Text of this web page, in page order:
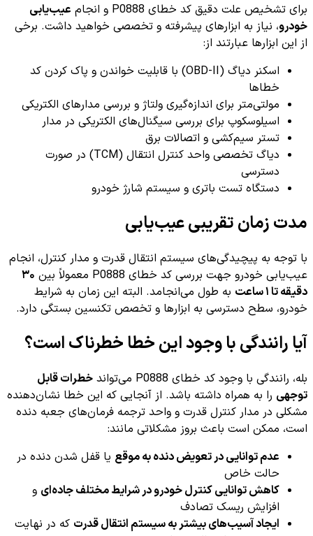
برای تشخیص علت دقیق کد خطای P0888 و انجام
عیب‌یابی
خودرو، نیاز به ابزارهای پیشرفته و تخصصی خواهید داشت. برخی
از این ابزارها عبارتند از:
اسکنر دیاگ (OBD-II) با قابلیت خواندن و پاک کردن کد
خطاها
مولتی‌متر برای اندازه‌گیری ولتاژ و بررسی مدارهای الکتریکی
اسیلوسکوپ برای بررسی سیگنال‌های الکتریکی در مدار
تستر سیم‌کشی و اتصالات برق
دیاگ تخصصی واحد کنترل انتقال (TCM) در صورت
دسترسی
دستگاه تست باتری و سیستم شارژ خودرو
مدت زمان تقریبی عیب‌یابی
با توجه به پیچیدگی‌های سیستم انتقال قدرت و مدار کنترل، انجام
عیب‌یابی خودرو جهت بررسی کد خطای P0888 معمولاً بین
۳۰
دقیقه تا ۱ ساعت
به طول می‌انجامد. البته این زمان به شرایط
خودرو، سطح دسترسی به ابزارها و تخصص تکنسین بستگی دارد.
آیا رانندگی با وجود این خطا خطرناک است؟
بله، رانندگی با وجود کد خطای P0888 می‌تواند
خطرات قابل
توجهی را به همراه داشته باشد. از آنجایی که این خطا نشان‌دهنده
مشکلی در مدار کنترل قدرت و واحد ترجمه فرمان‌های جعبه دنده
است، ممکن است باعث بروز مشکلاتی مانند:
عدم توانایی در تعویض دنده به موقع یا قفل شدن دنده در
حالت خاص
کاهش توانایی کنترل خودرو در شرایط مختلف جاده‌ای و
افزایش ریسک تصادف
ایجاد آسیب‌های بیشتر به سیستم انتقال قدرت که در نهایت